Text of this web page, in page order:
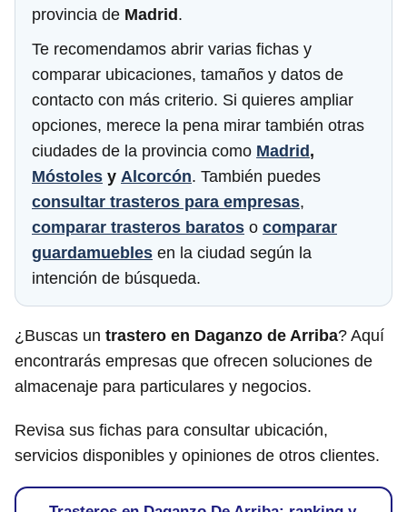
provincia de Madrid .
Te recomendamos abrir varias fichas y
comparar ubicaciones, tamaños y datos de
contacto con más criterio. Si quieres ampliar
opciones, merece la pena mirar también otras
ciudades de la provincia como Madrid ,
Móstoles y Alcorcón. También puedes
consultar trasteros para empresas,
comparar trasteros baratos o comparar
guardamuebles en la ciudad según la
intención de búsqueda.
¿Buscas un trastero en Daganzo de Arriba? Aquí
encontrarás empresas que ofrecen soluciones de
almacenaje para particulares y negocios.
Revisa sus fichas para consultar ubicación,
servicios disponibles y opiniones de otros clientes.